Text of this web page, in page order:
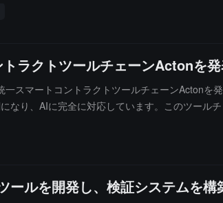
可能性があります。
ラクトツールチェーンActonを
スマートコントラクトツールチェーンActon
なり、AIに完全に対応しています。このツー
ルを開発し、検証システムを構